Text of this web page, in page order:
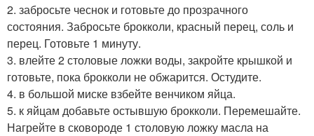
2. забросьте чеснок и готовьте до прозрачного
состояния. Забросьте брокколи, красный перец, соль и
перец. Готовьте 1 минуту.
3. влейте 2 столовые ложки воды, закройте крышкой и
готовьте, пока брокколи не обжарится. Остудите.
4. в большой миске взбейте венчиком яйца.
5. к яйцам добавьте остывшую брокколи. Перемешайте.
Нагрейте в сковороде 1 столовую ложку масла на